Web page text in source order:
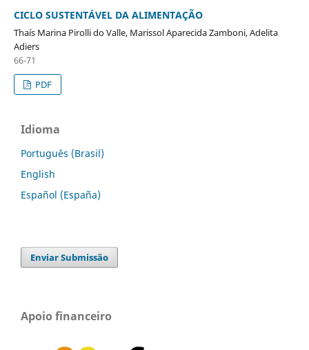
CICLO SUSTENTÁVEL DA ALIMENTAÇÃO
Thaís Marina Pirolli do Valle, Marissol Aparecida Zamboni, Adelita
Adiers
66-71
PDF
Idioma
Português (Brasil)
English
Español (España)
Enviar Submissão
Apoio financeiro